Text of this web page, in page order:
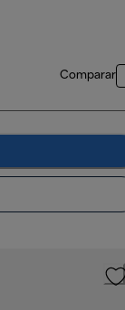
Comparar